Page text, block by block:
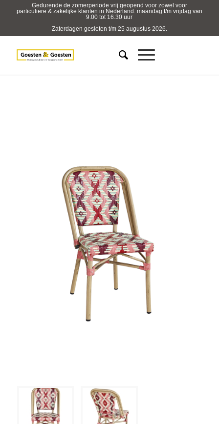
Gedurende de zomerperiode vrij geopend voor zowel voor
particuliere & zakelijke klanten in Nederland: maandag t/m vrijdag van
9.00 tot 16.30 uur
Zaterdagen gesloten t/m 25 augustus 2026.